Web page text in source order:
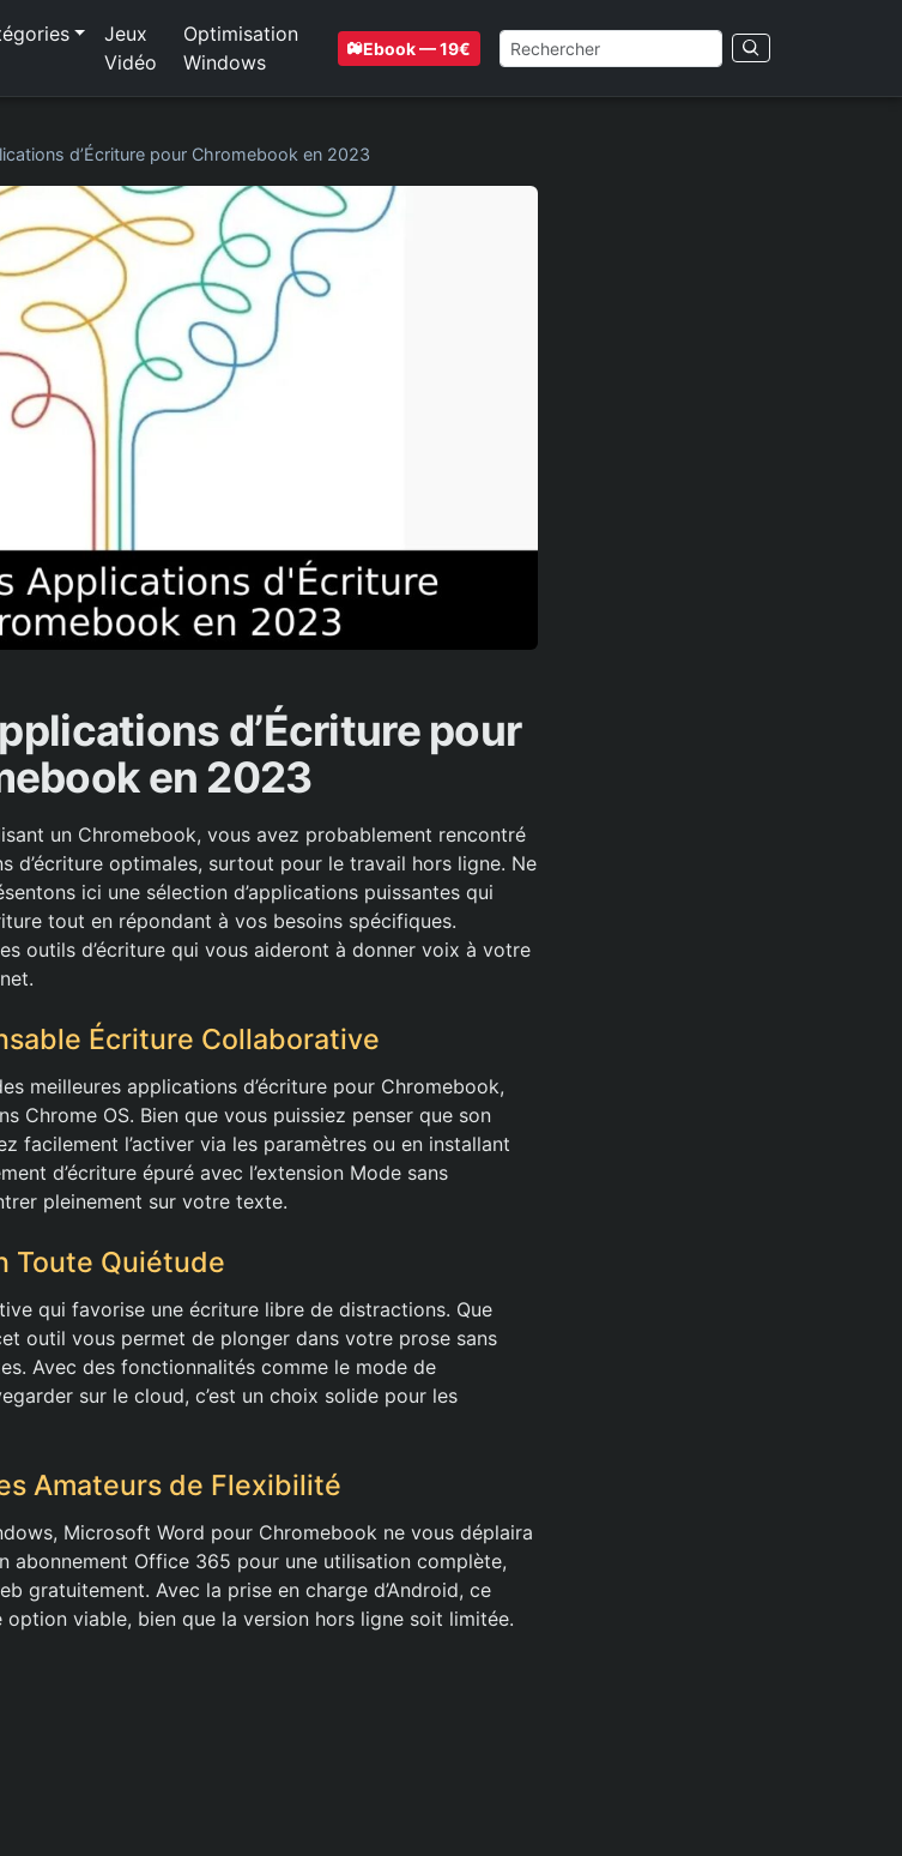
Jeux
Vidéo
Optimisation
Windows
Ebook — 19€
d’Écriture pour Chromebook en 2023
d’Écriture pour
en 2023
un Chromebook, vous avez probablement rencontré
d’écriture optimales, surtout pour le travail hors ligne. Ne
ici une sélection d’applications puissantes qui
tout en répondant à vos besoins spécifiques.
outils d’écriture qui vous aideront à donner voix à votre
Écriture Collaborative
meilleures applications d’écriture pour Chromebook,
Chrome OS. Bien que vous puissiez penser que son
facilement l’activer via les paramètres ou en installant
d’écriture épuré avec l’extension Mode sans
pleinement sur votre texte.
Toute Quiétude
qui favorise une écriture libre de distractions. Que
outil vous permet de plonger dans votre prose sans
Avec des fonctionnalités comme le mode de
sur le cloud, c’est un choix solide pour les
Amateurs de Flexibilité
Microsoft Word pour Chromebook ne vous déplaira
abonnement Office 365 pour une utilisation complète,
gratuitement. Avec la prise en charge d’Android, ce
viable, bien que la version hors ligne soit limitée.